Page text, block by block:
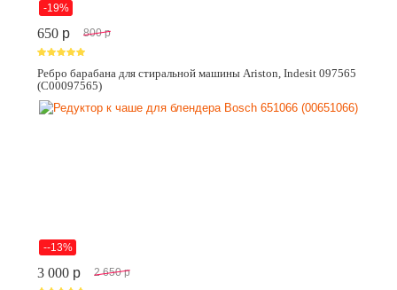
-19%
650 p 800 p
Ребро барабана для стиральной машины Ariston, Indesit 097565
(C00097565)
--13%
3 000 p 2 650 p